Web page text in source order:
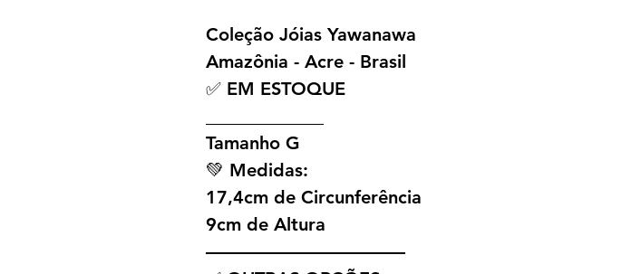
Coleção Jóias Yawanawa
Amazônia - Acre - Brasil
✅ EM ESTOQUE
Tamanho G
💚 Medidas:
17,4cm de Circunferência
9cm de Altura
———————————